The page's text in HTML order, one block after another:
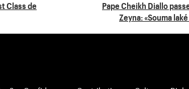
Class de
Pape Cheikh Diallo
Zeyna: «Souma